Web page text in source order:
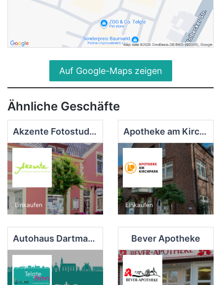
Auf Google-Maps zeigen
Ähnliche Geschäfte
Akzente Fotostudio - Galerie - Präsente
Einkaufen
Apotheke am Kirchpark
Einkaufen
Autohaus Dartmann GmbH Bever Apotheke